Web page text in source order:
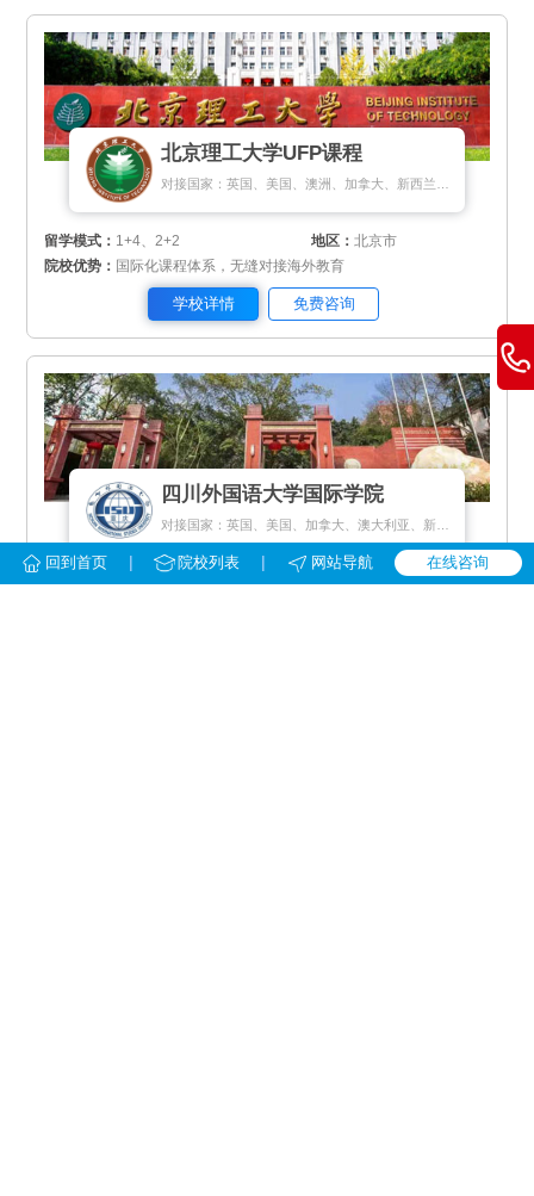
北京理工大学UFP课程
留学模式： 1+4、2+2 地区：北京市
院校优势： 国际化课程体系，无缝对接海外教育
学校详情 免费咨询
四川外国语大学国际学院
留学模式：1+3/4、1+1 地区：重庆市
回到首页 | 院校列表 | 网站导航 在线咨询